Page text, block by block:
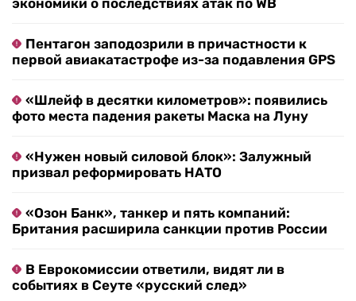
экономики о последствиях атак по WB
Пентагон заподозрили в причастности к
первой авиакатастрофе из-за подавления GPS
«Шлейф в десятки километров»: появились
фото места падения ракеты Маска на Луну
«Нужен новый силовой блок»: Залужный
призвал реформировать НАТО
«Озон Банк», танкер и пять компаний:
Британия расширила санкции против России
В Еврокомиссии ответили, видят ли в
событиях в Сеуте «русский след»